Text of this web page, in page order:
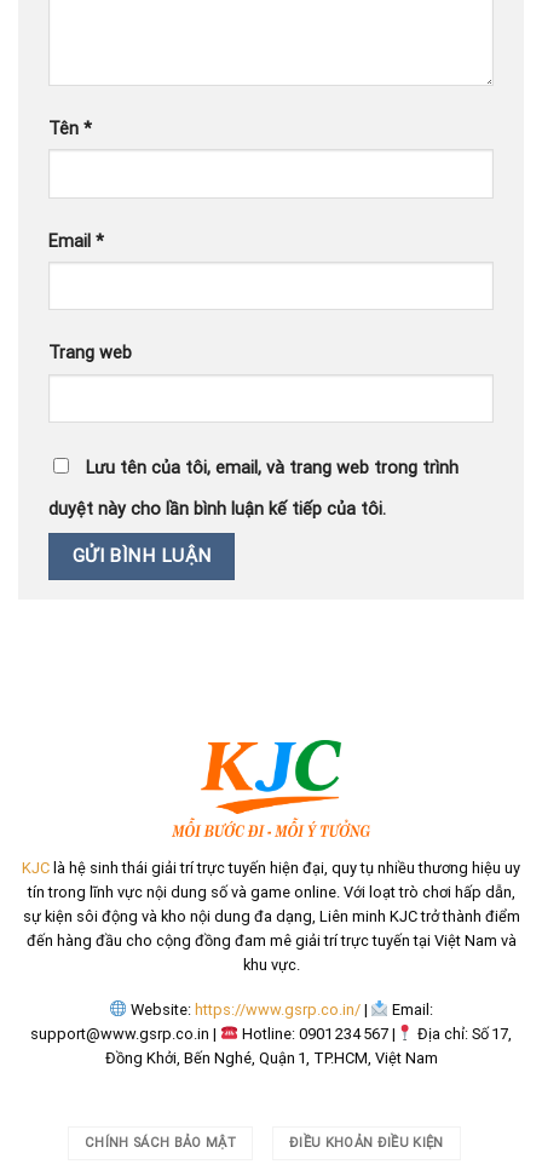
Tên *
Email *
Trang web
Lưu tên của tôi, email, và trang web trong trình
duyệt này cho lần bình luận kế tiếp của tôi.
KJC là hệ sinh thái giải trí trực tuyến hiện đại, quy tụ nhiều thương hiệu uy
tín trong lĩnh vực nội dung số và game online. Với loạt trò chơi hấp dẫn,
sự kiện sôi động và kho nội dung đa dạng, Liên minh KJC trở thành điểm
đến hàng đầu cho cộng đồng đam mê giải trí trực tuyến tại Việt Nam và
khu vực.
Website: https://www.gsrp.co.in/|
Email:
support@www.gsrp.co.in | Hotline: 0901 234 567 |
Địa chỉ: Số 17,
Đồng Khởi, Bến Nghé, Quận 1, TP.HCM, Việt Nam
CHÍNH SÁCH BẢO MẬT ĐIỀU KHOẢN ĐIỀU KIỆN